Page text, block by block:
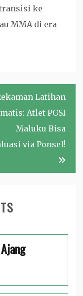
ke
MMA di era
Latihan
Atlet PGSI
Maluku Bisa
via Ponsel!